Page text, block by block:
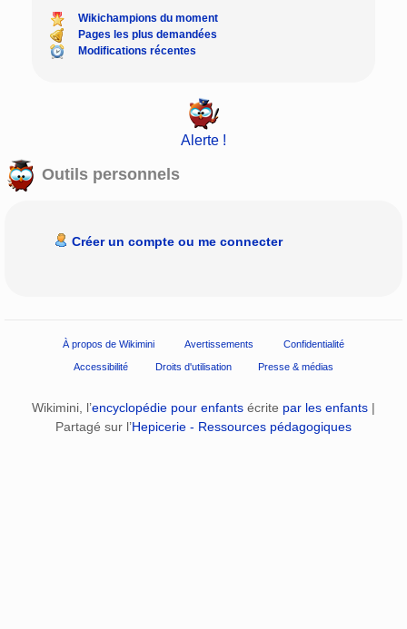
Wikichampions du moment
Pages les plus demandées
Modifications récentes
Alerte !
Outils personnels
Créer un compte ou me connecter
À propos de Wikimini Avertissements Confidentialité
Accessibilité Droits d'utilisation Presse & médias
Wikimini, l’encyclopédie pour enfants écrite par les enfants |
Partagé sur l’Hepicerie - Ressources pédagogiques